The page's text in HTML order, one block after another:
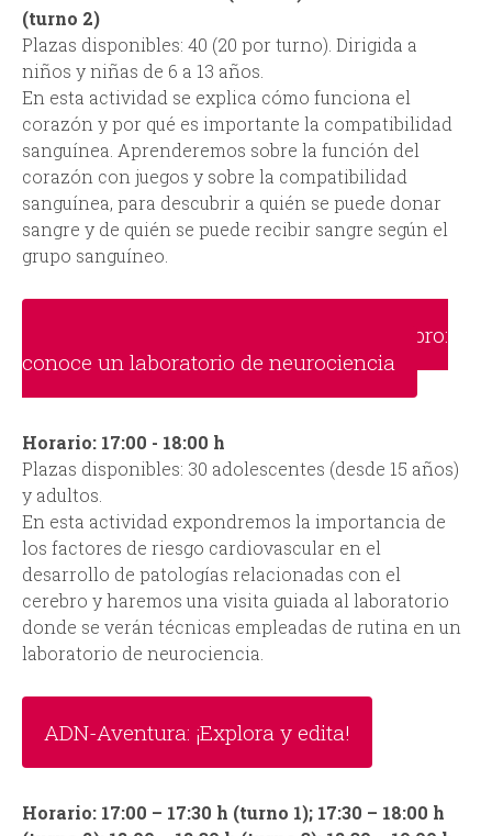
(turno 2)
Plazas disponibles: 40 (20 por turno). Dirigida a
niños y niñas de 6 a 13 años.
En esta actividad se explica cómo funciona el
corazón y por qué es importante la compatibilidad
sanguínea. Aprenderemos sobre la función del
corazón con juegos y sobre la compatibilidad
sanguínea, para descubrir a quién se puede donar
sangre y de quién se puede recibir sangre según el
grupo sanguíneo.
Cuida tu corazón para proteger el cerebro:
conoce un laboratorio de neurociencia
Horario: 17:00 - 18:00 h
Plazas disponibles: 30 adolescentes (desde 15 años)
y adultos.
En esta actividad expondremos la importancia de
los factores de riesgo cardiovascular en el
desarrollo de patologías relacionadas con el
cerebro y haremos una visita guiada al laboratorio
donde se verán técnicas empleadas de rutina en un
laboratorio de neurociencia.
ADN-Aventura: ¡Explora y edita!
Horario: 17:00 – 17:30 h (turno 1); 17:30 – 18:00 h